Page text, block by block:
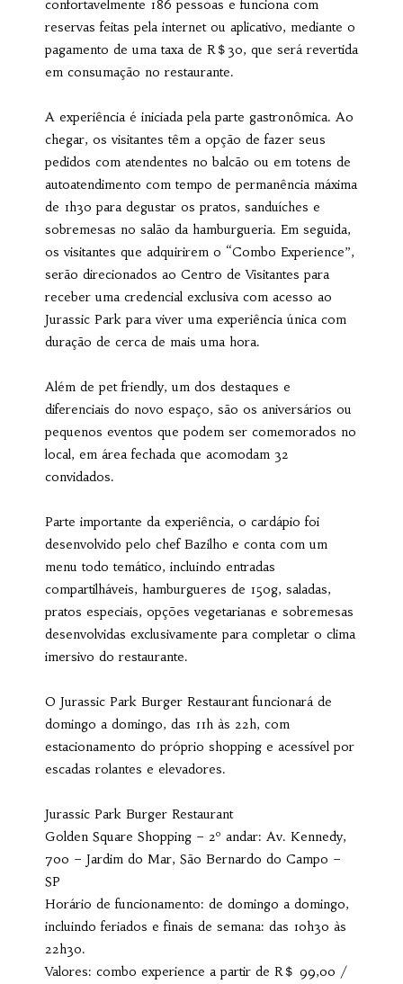
confortavelmente 186 pessoas e funciona com
reservas feitas pela internet ou aplicativo, mediante o
pagamento de uma taxa de R＄30, que será revertida
em consumação no restaurante.
A experiência é iniciada pela parte gastronômica. Ao
chegar, os visitantes têm a opção de fazer seus
pedidos com atendentes no balcão ou em totens de
autoatendimento com tempo de permanência máxima
de 1h30 para degustar os pratos, sanduíches e
sobremesas no salão da hamburgueria. Em seguida,
os visitantes que adquirirem o “Combo Experience”,
serão direcionados ao Centro de Visitantes para
receber uma credencial exclusiva com acesso ao
Jurassic Park para viver uma experiência única com
duração de cerca de mais uma hora.
Além de pet friendly, um dos destaques e
diferenciais do novo espaço, são os aniversários ou
pequenos eventos que podem ser comemorados no
local, em área fechada que acomodam 32
convidados.
Parte importante da experiência, o cardápio foi
desenvolvido pelo chef Bazilho e conta com um
menu todo temático, incluindo entradas
compartilháveis, hamburgueres de 150g, saladas,
pratos especiais, opções vegetarianas e sobremesas
desenvolvidas exclusivamente para completar o clima
imersivo do restaurante.
O Jurassic Park Burger Restaurant funcionará de
domingo a domingo, das 11h às 22h, com
estacionamento do próprio shopping e acessível por
escadas rolantes e elevadores.
Jurassic Park Burger Restaurant
Golden Square Shopping – 2º andar: Av. Kennedy,
700 – Jardim do Mar, São Bernardo do Campo –
SP
Horário de funcionamento: de domingo a domingo,
incluindo feriados e finais de semana: das 10h30 às
22h30.
Valores: combo experience a partir de R＄ 99,00 /